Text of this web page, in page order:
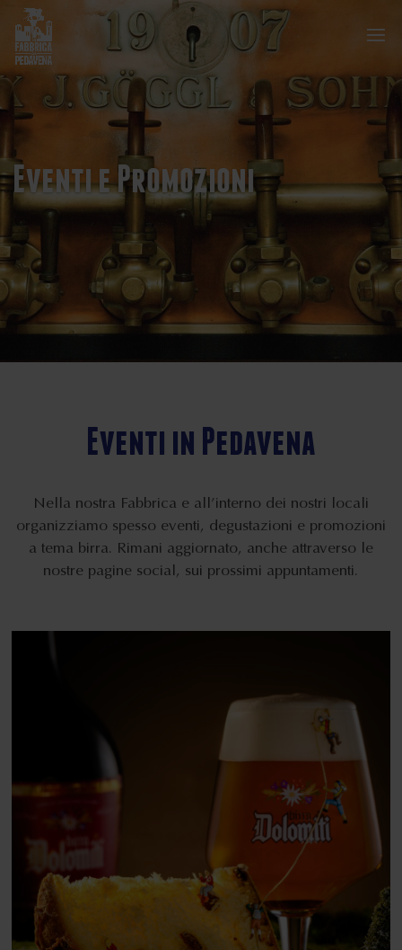
Eventi e Promozioni
Eventi in Pedavena
Nella nostra Fabbrica e all’interno dei nostri locali
organizziamo spesso eventi, degustazioni e promozioni
a tema birra. Rimani aggiornato, anche attraverso le
nostre pagine social, sui prossimi appuntamenti.